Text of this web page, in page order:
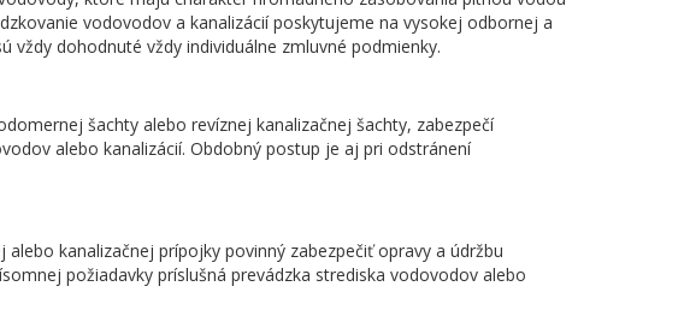
vodovodov a kanalizácií poskytujeme na vysokej odbornej a
vždy dohodnuté vždy individuálne zmluvné podmienky.
šachty alebo revíznej kanalizačnej šachty, zabezpečí
alebo kanalizácií. Obdobný postup je aj pri odstránení
kanalizačnej prípojky povinný zabezpečiť opravy a údržbu
požiadavky príslušná prevádzka strediska vodovodov alebo